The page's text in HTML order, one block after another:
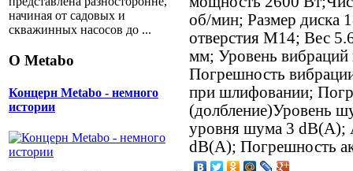
начиная от садовых и
скважинных насосов до ...
О Metabo
Концерн Metabo - немного
истории
об/мин; Размер диска
отверстия M14; Вес
мм; Уровень вибраций
Погрешность
при шлифовании;
(долбление)Уровень
уровня шума 3 dB(A);
dB(A); Погрешность